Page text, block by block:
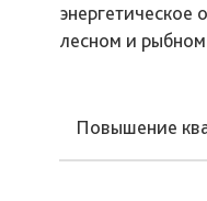
энергетическое
лесном и рыбном
Повышение